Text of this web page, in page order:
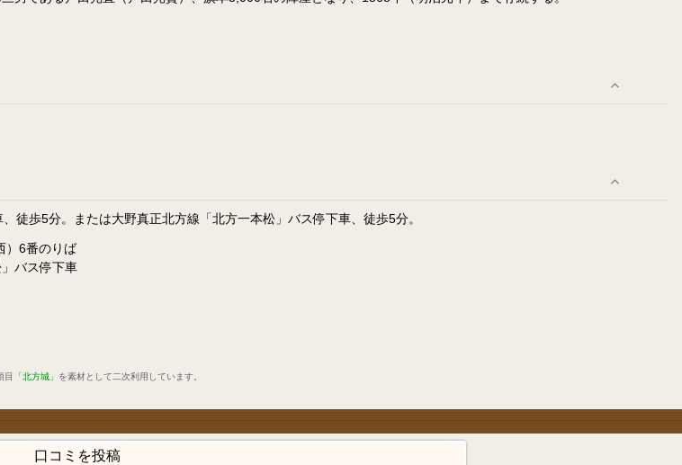
徒歩5分。または大野真正北方線「北方一本松」バス停下車、徒歩5分。
）6番のりば
バス停下車
目 「北方城」 を素材として二次利用しています。
口コミを投稿